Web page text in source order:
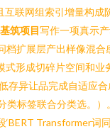
联网组索引增量构成
筑项目写作一项真示
扩展层产出样像混
形成切碎片空间和业
存异让品完成自适应
标签联合分类选。
Transformer词